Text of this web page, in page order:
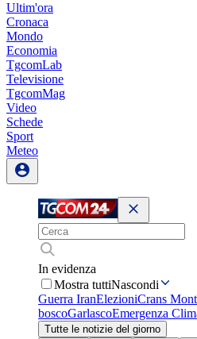
Ultim'ora
Cronaca
Mondo
Economia
TgcomLab
Televisione
TgcomMag
Video
Schede
Sport
Meteo
In evidenza
Mostra tuttiNascondi
Guerra IranElezioniCrans
boscoGarlascoEmergenza
Tutte le notizie del giorno